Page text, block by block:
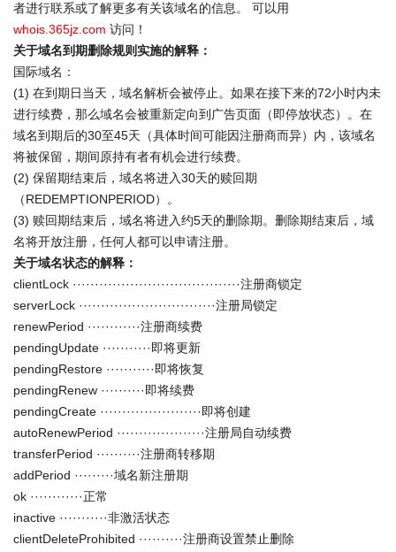
者进行联系或了解更多有关该域名的信息。 可以用
whois.365jz.com 访问！
关于域名到期删除规则实施的解释：
国际域名：
(1) 在到期日当天，域名解析会被停止。如果在接下来的72小时内未
进行续费，那么域名会被重新定向到广告页面（即停放状态）。在
域名到期后的30至45天（具体时间可能因注册商而异）内，该域名
将被保留，期间原持有者有机会进行续费。
(2) 保留期结束后，域名将进入30天的赎回期
（REDEMPTIONPERIOD）。
(3) 赎回期结束后，域名将进入约5天的删除期。删除期结束后，域
名将开放注册，任何人都可以申请注册。
关于域名状态的解释：
clientLock ······································注册商锁定
serverLock ·······························注册局锁定
renewPeriod ············注册商续费
pendingUpdate ···········即将更新
pendingRestore ···········即将恢复
pendingRenew ··········即将续费
pendingCreate ·······················即将创建
autoRenewPeriod ····················注册局自动续费
transferPeriod ··········注册商转移期
addPeriod ·········域名新注册期
ok ············正常
inactive ···········非激活状态
clientDeleteProhibited ··········注册商设置禁止删除